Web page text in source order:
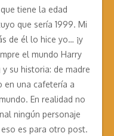
tiene la edad
que sería 1999. Mi
de él lo hice yo… ¡y
el mundo Harry
su historia: de madre
en una cafetería a
En realidad no
ningún personaje
es para otro post.